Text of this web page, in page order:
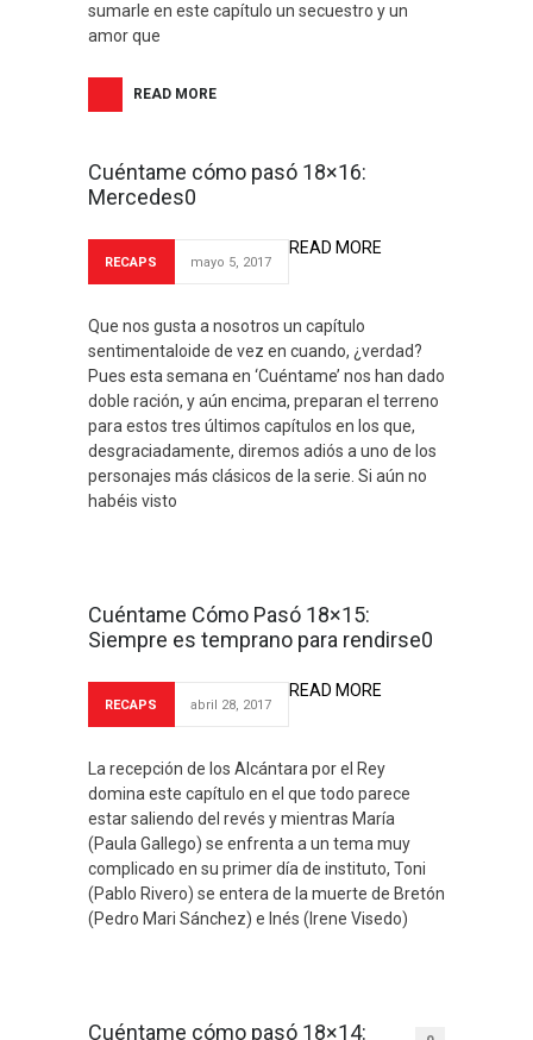
sumarle en este capítulo un secuestro y un
amor que
READ MORE
Cuéntame cómo pasó 18×16:
Mercedes0
RECAPS mayo 5, 2017
Que nos gusta a nosotros un capítulo
sentimentaloide de vez en cuando, ¿verdad?
Pues esta semana en ‘Cuéntame’ nos han dado
doble ración, y aún encima, preparan el terreno
para estos tres últimos capítulos en los que,
desgraciadamente, diremos adiós a uno de los
personajes más clásicos de la serie. Si aún no
habéis visto
READ MORE
Cuéntame Cómo Pasó 18×15:
Siempre es temprano para rendirse0
RECAPS abril 28, 2017
La recepción de los Alcántara por el Rey
domina este capítulo en el que todo parece
estar saliendo del revés y mientras María
(Paula Gallego) se enfrenta a un tema muy
complicado en su primer día de instituto, Toni
(Pablo Rivero) se entera de la muerte de Bretón
(Pedro Mari Sánchez) e Inés (Irene Visedo)
READ MORE
Cuéntame cómo pasó 18×14: